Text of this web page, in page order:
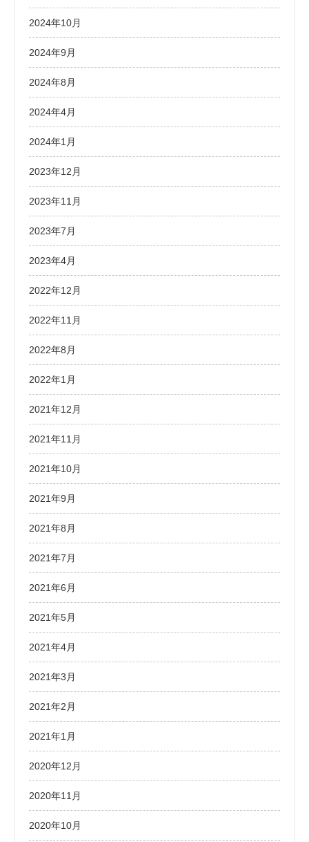
2024年10月
2024年9月
2024年8月
2024年4月
2024年1月
2023年12月
2023年11月
2023年7月
2023年4月
2022年12月
2022年11月
2022年8月
2022年1月
2021年12月
2021年11月
2021年10月
2021年9月
2021年8月
2021年7月
2021年6月
2021年5月
2021年4月
2021年3月
2021年2月
2021年1月
2020年12月
2020年11月
2020年10月